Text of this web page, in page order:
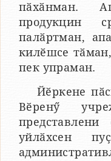
пӑхӑнман.
продукцин
палӑртман,
килӗшсе
пек упраман.
Йӗркене
Вӗренӳ
уйлӑхсен